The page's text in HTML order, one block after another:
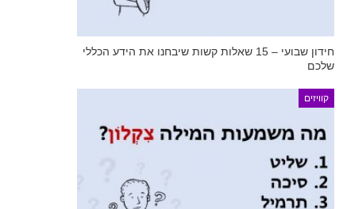
חידון שבועי – 15 שאלות קשות שיבחנו את הידע הכללי
שלכם
קוויזים